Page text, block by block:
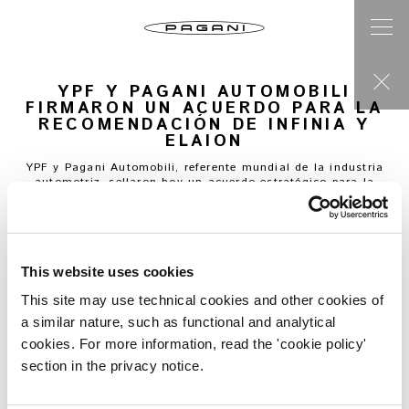
This website uses cookies
This site may use technical cookies and other cookies of
a similar nature, such as functional and analytical
cookies. For more information, read the 'cookie policy'
section in the privacy notice.
YPF Y PAGANI AUTOMOBILI
FIRMARON UN ACUERDO PARA LA
RECOMENDACIÓN DE INFINIA Y
ELAION
YPF y Pagani Automobili, referente mundial de la industria
automotriz, sellaron hoy un acuerdo estratégico para la
recomendación de combustibles y lubricantes de alta
gama, que se destacan por su calidad, tecnología e
superdeportivos y fundador de Pagani Automobili, Horacio
motores de competición Oreste Berta.
El convenio tendrá una vigencia de 3 años y considera la
recomendación exclusiva de INFINIA y ELAION por parte de
Pagani Automobili en la Argentina. Además, se realizarán
diferentes acciones de posicionamiento de marca
conjuntas.
vanguardia aplicada, son alguno de los principales ejes